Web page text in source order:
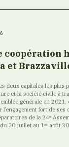
et
deux capitales les plus
et la société civile à
générale en 2021,
fort de ses
de la 24ᵉ
30 juillet au 1ᵉʳ août